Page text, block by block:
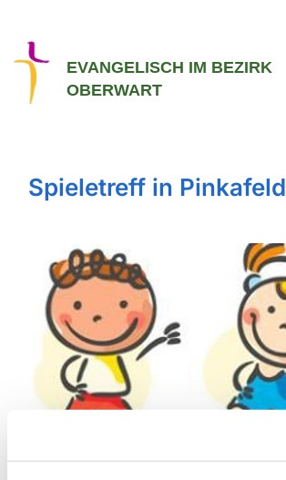
EVANGELISCH IM BEZIRK
OBERWART
Spieletreff in Pinkafeld